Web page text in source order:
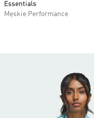
Essentials
Męskie Performance